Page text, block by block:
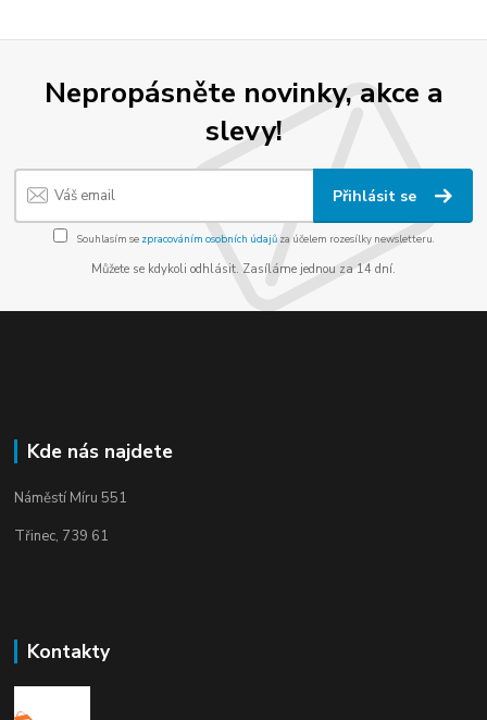
Nepropásněte novinky, akce a
slevy!
Přihlásit se
Souhlasím se zpracováním osobních údajůza účelem rozesílky newsletteru.
Můžete se kdykoli odhlásit. Zasíláme jednou za 14 dní.
Kde nás najdete
Náměstí Míru 551
Třinec, 739 61
Kontakty